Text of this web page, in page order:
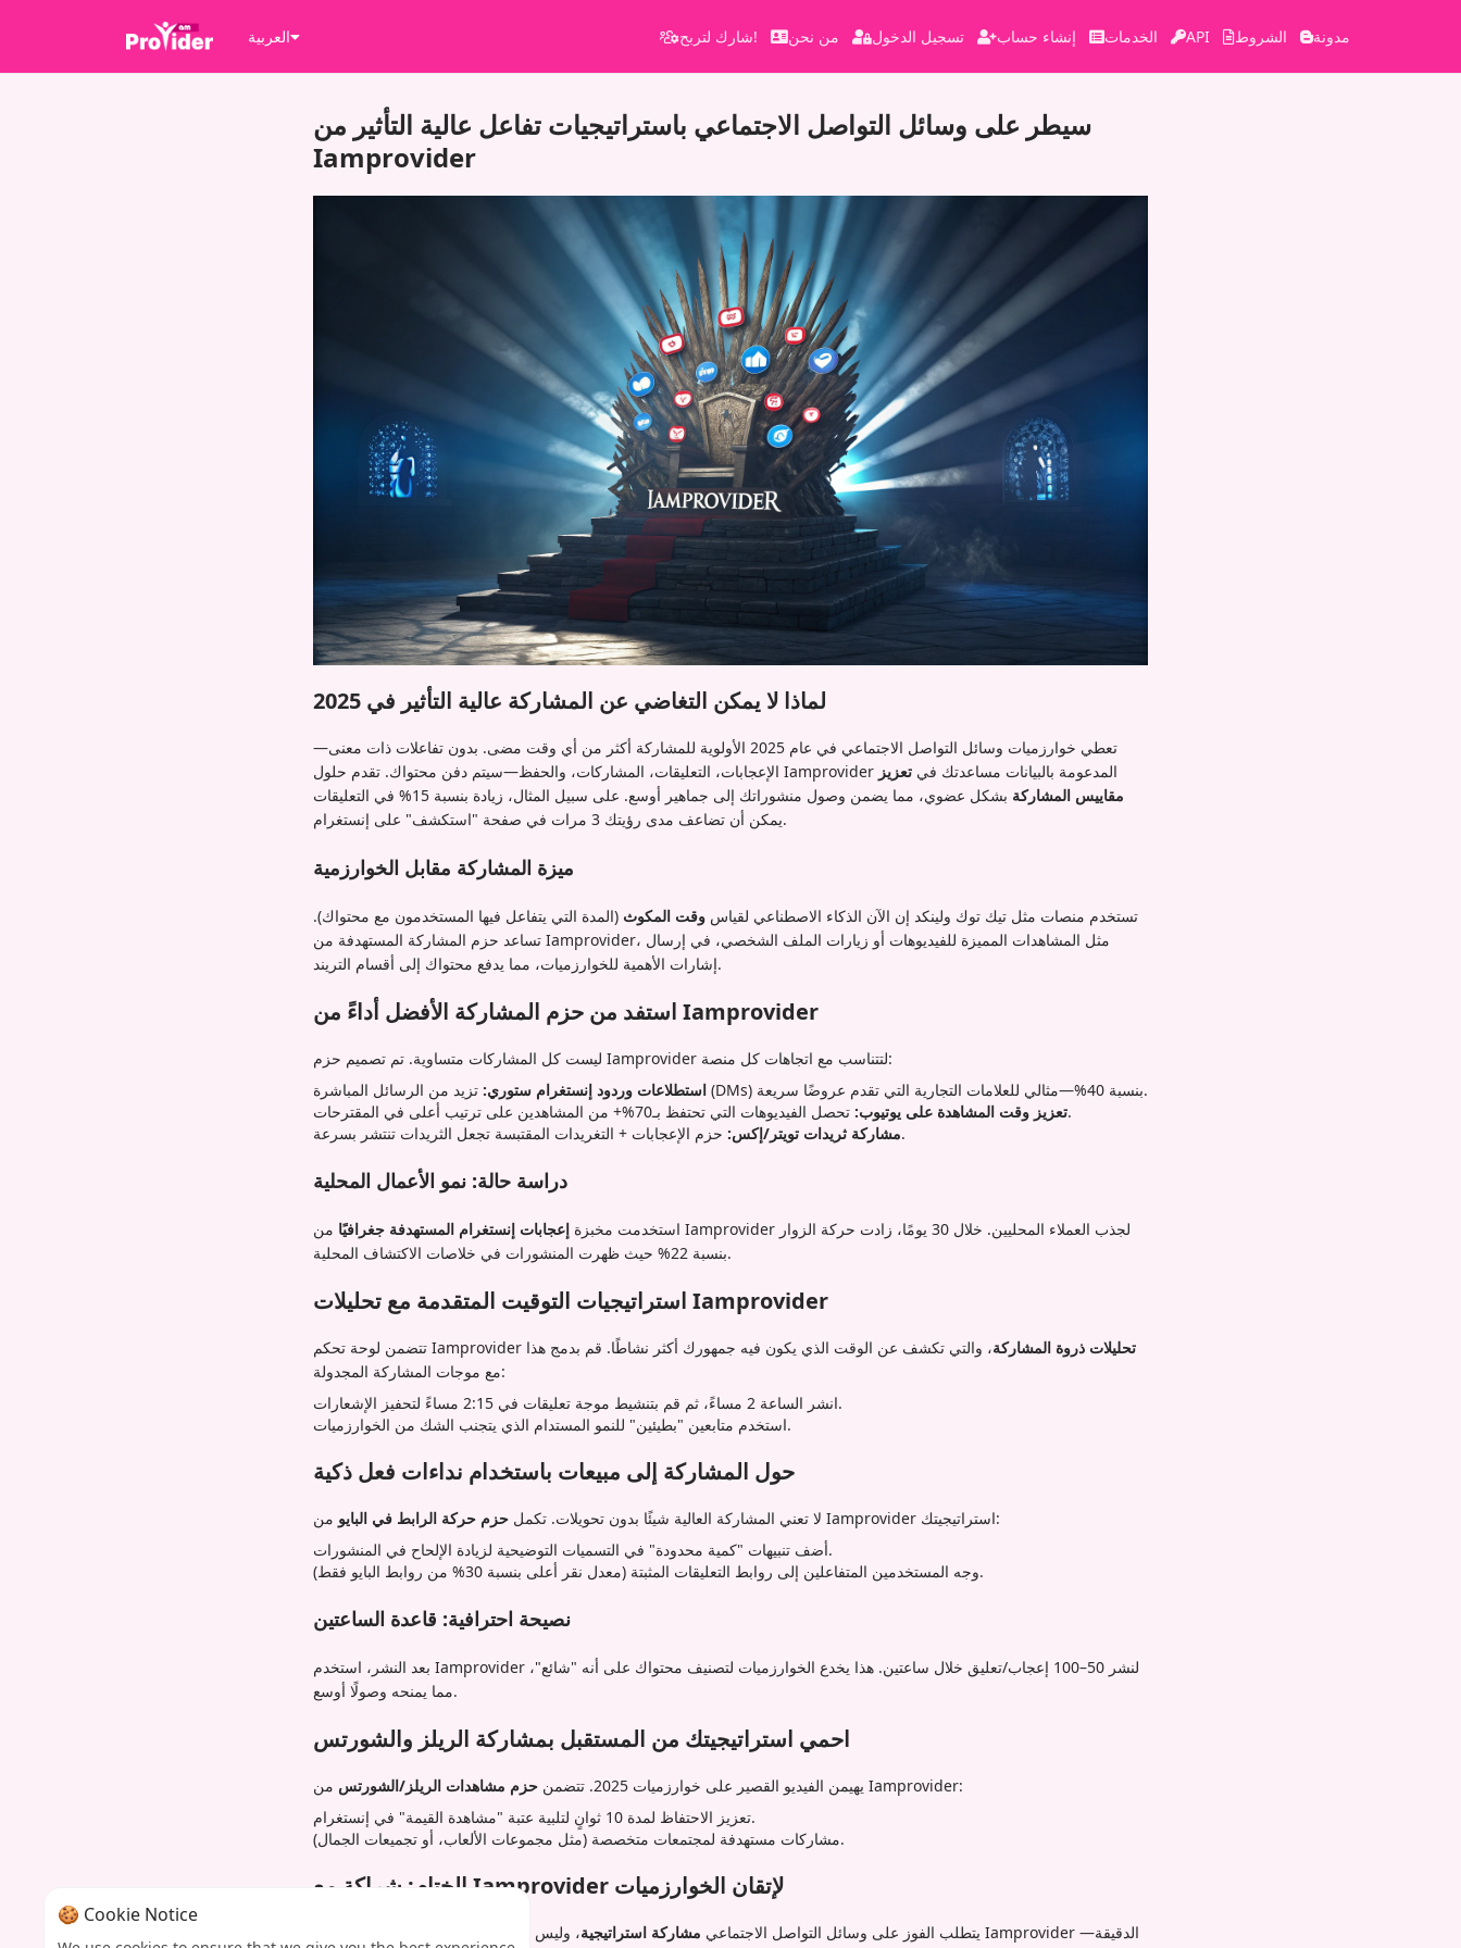
العربية شارك لتربح! من نحن تسجيل الدخول إنشاء حساب الخدمات API الشروط مدونة
سيطر على وسائل التواصل الاجتماعي باستراتيجيات تفاعل عالية التأثير من
Iamprovider
لماذا لا يمكن التغاضي عن المشاركة عالية التأثير في 2025
تعطي خوارزميات وسائل التواصل الاجتماعي في عام 2025 الأولوية للمشاركة أكثر من أي وقت مضى. بدون تفاعلات ذات معنى—
الإعجابات، التعليقات، المشاركات، والحفظ—سيتم دفن محتواك. تقدم حلول Iamprovider المدعومة بالبيانات مساعدتك في تعزيز
مقاييس المشاركة
بشكل عضوي، مما يضمن وصول منشوراتك إلى جماهير أوسع. على سبيل المثال، زيادة بنسبة 15% في التعليقات
يمكن أن تضاعف مدى رؤيتك 3 مرات في صفحة "استكشف" على إنستغرام.
ميزة المشاركة مقابل الخوارزمية
تستخدم منصات مثل تيك توك ولينكد إن الآن الذكاء الاصطناعي لقياس وقت المكوث (المدة التي يتفاعل فيها المستخدمون مع محتواك).
تساعد حزم المشاركة المستهدفة من Iamprovider، مثل المشاهدات المميزة للفيديوهات أو زيارات الملف الشخصي، في إرسال
إشارات الأهمية للخوارزميات، مما يدفع محتواك إلى أقسام التريند.
استفد من حزم المشاركة الأفضل أداءً من Iamprovider
ليست كل المشاركات متساوية. تم تصميم حزم Iamprovider لتتناسب مع اتجاهات كل منصة:
استطلاعات وردود إنستغرام ستوري:
تزيد من الرسائل المباشرة (DMs) بنسبة 40%—مثالي للعلامات التجارية التي تقدم عروضًا سريعة.
تعزيز وقت المشاهدة على يوتيوب:تحصل الفيديوهات التي تحتفظ بـ70%+ من المشاهدين على ترتيب أعلى في المقترحات.
مشاركة ثريدات تويتر/إكس:حزم الإعجابات + التغريدات المقتبسة تجعل الثريدات تنتشر بسرعة.
دراسة حالة: نمو الأعمال المحلية
استخدمت مخبزة إعجابات إنستغرام المستهدفة جغرافيًا من Iamprovider لجذب العملاء المحليين. خلال 30 يومًا، زادت حركة الزوار
بنسبة 22% حيث ظهرت المنشورات في خلاصات الاكتشاف المحلية.
استراتيجيات التوقيت المتقدمة مع تحليلات Iamprovider
تتضمن لوحة تحكم Iamprovider تحليلات ذروة المشاركة، والتي تكشف عن الوقت الذي يكون فيه جمهورك أكثر نشاطًا. قم بدمج هذا
مع موجات المشاركة المجدولة:
انشر الساعة 2 مساءً، ثم قم بتنشيط موجة تعليقات في 2:15 مساءً لتحفيز الإشعارات.
استخدم متابعين "بطيئين" للنمو المستدام الذي يتجنب الشك من الخوارزميات.
حول المشاركة إلى مبيعات باستخدام نداءات فعل ذكية
لا تعني المشاركة العالية شيئًا بدون تحويلات. تكمل حزم حركة الرابط في البايو
من Iamprovider استراتيجيتك:
أضف تنبيهات "كمية محدودة" في التسميات التوضيحية لزيادة الإلحاح في المنشورات.
وجه المستخدمين المتفاعلين إلى روابط التعليقات المثبتة (معدل نقر أعلى بنسبة 30% من روابط البايو فقط).
نصيحة احترافية: قاعدة الساعتين
بعد النشر، استخدم Iamprovider لنشر 50–100 إعجاب/تعليق خلال ساعتين. هذا يخدع الخوارزميات لتصنيف محتواك على أنه "شائع"،
مما يمنحه وصولًا أوسع.
احمي استراتيجيتك من المستقبل بمشاركة الريلز والشورتس
يهيمن الفيديو القصير على خوارزميات 2025. تتضمن حزم مشاهدات الريلز/الشورتس
من Iamprovider:
تعزيز الاحتفاظ لمدة 10 ثوانٍ لتلبية عتبة "مشاهدة القيمة" في إنستغرام.
مشاركات مستهدفة لمجتمعات متخصصة (مثل مجموعات الألعاب، أو تجميعات الجمال).
الختام: شراكة مع Iamprovider لإتقان الخوارزميات
يتطلب الفوز على وسائل التواصل الاجتماعي مشاركة استراتيجية، وليس مجرد نشاط عشوائي. تساعد أدوات Iamprovider الدقيقة—
🍪 Cookie Notice